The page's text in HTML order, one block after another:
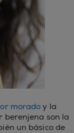
moradoy la
berenjena son la
un básico de